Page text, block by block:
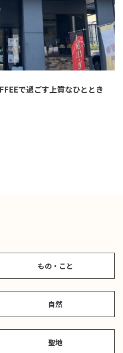
で過ごす上質なひととき
もの・こと
自然
聖地